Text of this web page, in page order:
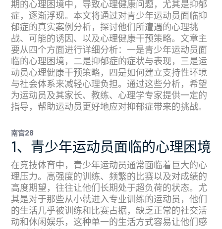
期的心理困境中，导致心理健康问题，尤其是抑郁
症，逐渐浮现。本文将通过对青少年运动员面临抑
郁症的真实案例分析，探讨他们所遭遇的心理挑
战、可能的诱因、以及心理健康干预策略。文章主
要从四个方面进行详细分析：一是青少年运动员面
临的心理困境，二是抑郁症的症状与表现，三是运
动员心理健康干预策略，四是如何建立支持性环境
与社会体系来减轻心理负担。通过这些分析，希望
为运动员及其家长、教练、心理学专家提供一定的
指导，帮助运动员更好地应对抑郁症带来的挑战。
南宫28
1、青少年运动员面临的心理困境
在竞技体育中，青少年运动员通常面临着巨大的心
理压力。高强度的训练、频繁的比赛以及对成绩的
高度期望，往往让他们长期处于超负荷的状态。尤
其是对于那些从小就进入专业训练的运动员，他们
的生活几乎被训练和比赛占据，缺乏正常的社交活
动和休闲娱乐，这种单一的生活方式容易让他们感